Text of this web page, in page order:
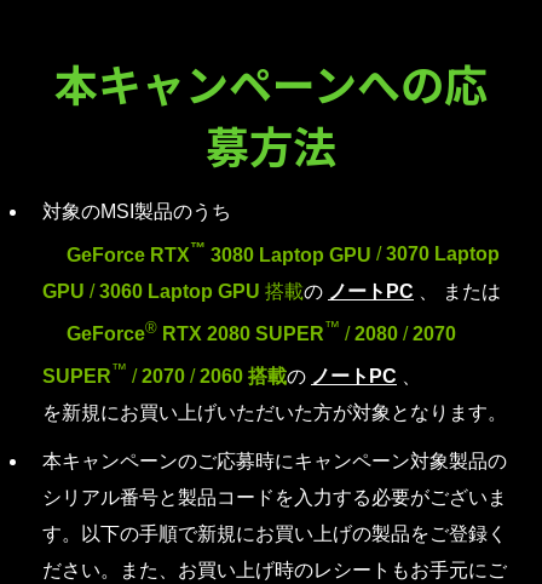
本キャンペーンへの応
募方法
対象のMSI製品のうち
GeForce RTX™ 3080 Laptop GPU / 3070 Laptop
GPU /3060 Laptop GPU 搭載の ノートPC 、 または
GeForce® RTX 2080 SUPER™ /2080 /2070
SUPER™ /2070 /2060 搭載の ノートPC
を新規にお買い上げいただいた方が対象となります。
本キャンペーンのご応募時にキャンペーン対象製品の
シリアル番号と製品コードを入力する必要がございま
す。以下の手順で新規にお買い上げの製品をご登録く
ださい。また、お買い上げ時のレシートもお手元にご